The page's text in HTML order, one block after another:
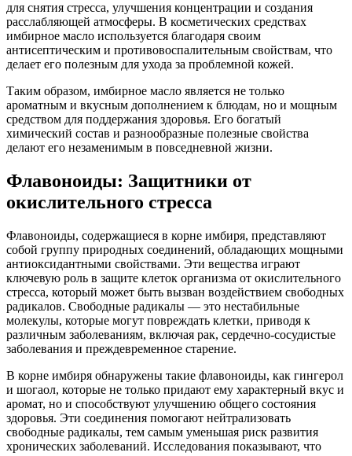
для снятия стресса, улучшения концентрации и создания
расслабляющей атмосферы. В косметических средствах
имбирное масло используется благодаря своим
антисептическим и противовоспалительным свойствам, что
делает его полезным для ухода за проблемной кожей.
Таким образом, имбирное масло является не только
ароматным и вкусным дополнением к блюдам, но и мощным
средством для поддержания здоровья. Его богатый
химический состав и разнообразные полезные свойства
делают его незаменимым в повседневной жизни.
Флавоноиды: Защитники от
окислительного стресса
Флавоноиды, содержащиеся в корне имбиря, представляют
собой группу природных соединений, обладающих мощными
антиоксидантными свойствами. Эти вещества играют
ключевую роль в защите клеток организма от окислительного
стресса, который может быть вызван воздействием свободных
радикалов. Свободные радикалы — это нестабильные
молекулы, которые могут повреждать клетки, приводя к
различным заболеваниям, включая рак, сердечно-сосудистые
заболевания и преждевременное старение.
В корне имбиря обнаружены такие флавоноиды, как гингерол
и шогаол, которые не только придают ему характерный вкус и
аромат, но и способствуют улучшению общего состояния
здоровья. Эти соединения помогают нейтрализовать
свободные радикалы, тем самым уменьшая риск развития
хронических заболеваний. Исследования показывают, что